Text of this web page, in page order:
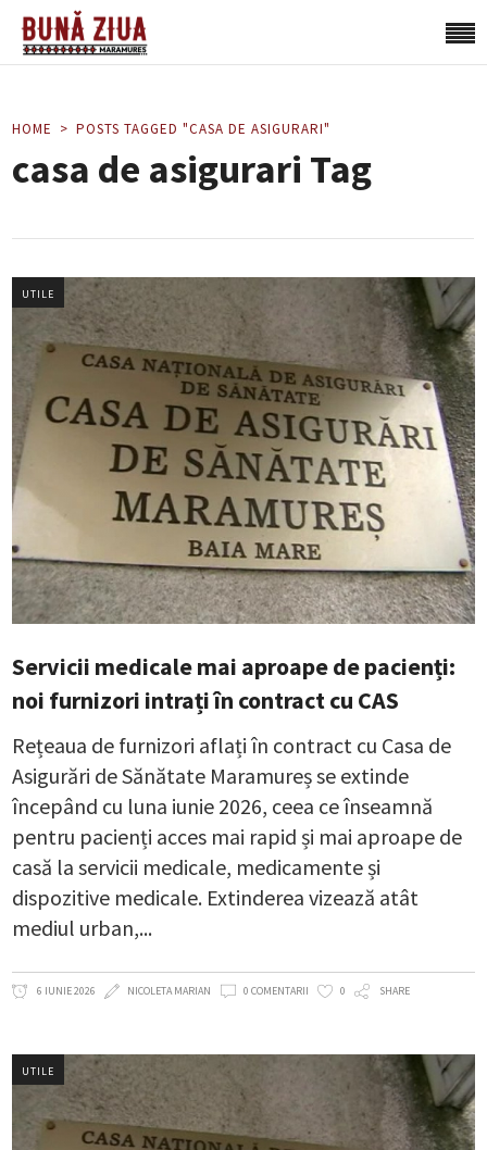
HOME POSTS TAGGED "CASA DE ASIGURARI"
casa de asigurari Tag
UTILE
Servicii medicale mai aproape de pacienți:
noi furnizori intrați în contract cu CAS
Rețeaua de furnizori aflați în contract cu Casa de
Asigurări de Sănătate Maramureș se extinde
începând cu luna iunie 2026, ceea ce înseamnă
pentru pacienți acces mai rapid și mai aproape de
casă la servicii medicale, medicamente și
dispozitive medicale. Extinderea vizează atât
mediul urban,
6 IUNIE 2026 NICOLETA MARIAN 0 COMENTARII 0 SHARE
UTILE